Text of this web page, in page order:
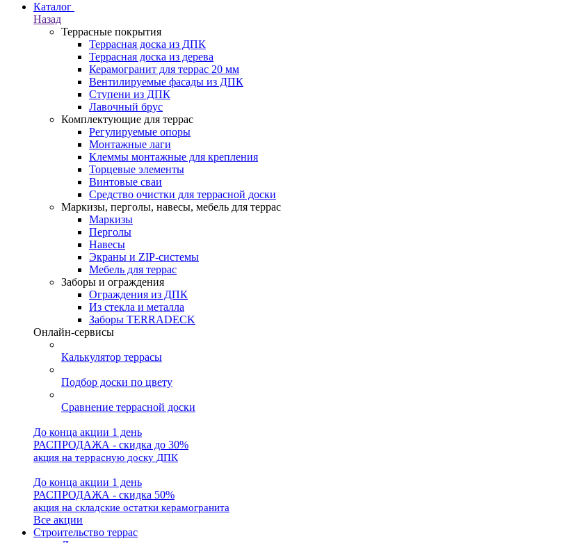
Каталог
Назад
Террасные покрытия
Террасная доска из ДПК
Террасная доска из дерева
Керамогранит для террас 20 мм
Вентилируемые фасады из ДПК
Ступени из ДПК
Лавочный брус
Комплектующие для террас
Регулируемые опоры
Монтажные лаги
Клеммы монтажные для крепления
Торцевые элементы
Винтовые сваи
Средство очистки для террасной доски
Маркизы, перголы, навесы, мебель для террас
Маркизы
Перголы
Навесы
Экраны и ZIP-системы
Мебель для террас
Заборы и ограждения
Ограждения из ДПК
Из стекла и металла
Заборы TERRADECK
Онлайн-сервисы
Калькулятор террасы
Подбор доски по цвету
Сравнение террасной доски
До конца акции 1 день
РАСПРОДАЖА - скидка до 30%
акция на террасную доску ДПК
До конца акции 1 день
РАСПРОДАЖА - скидка 50%
акция на складские остатки керамогранита
Все акции
Строительство террас